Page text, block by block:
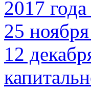
2017
25
12